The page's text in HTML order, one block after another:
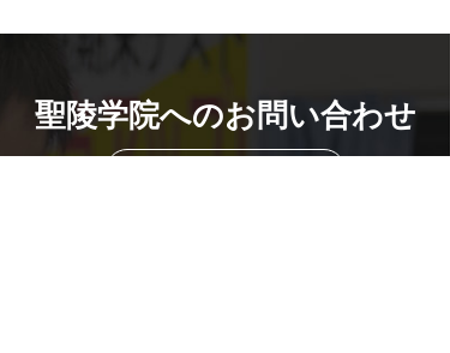
聖陵学院へのお問い合わせ